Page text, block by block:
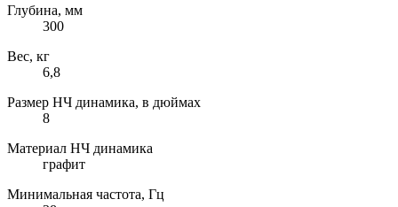
Глубина, мм
300
Вес, кг
6,8
Размер НЧ динамика, в дюймах
8
Материал НЧ динамика
графит
Минимальная частота, Гц